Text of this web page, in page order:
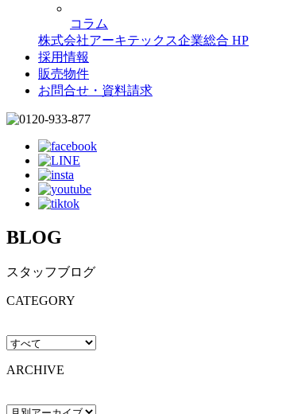
コラム
株式会社アーキテックス企業総合 HP
採用情報
販売物件
お問合せ・資料請求
BLOG
スタッフブログ
CATEGORY
ARCHIVE